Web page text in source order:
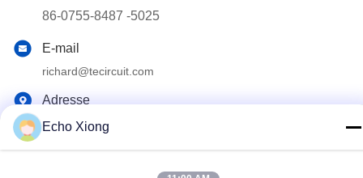
86-0755-8487 -5025
E-mail
richard@tecircuit.com
Adresse
Chambre 404, bâtiment A2, parc des pionniers de Shunjing,
3e rue Longteng, communauté jixiang, rue Longcheng,
district de Longgang, Shenzhen, Chine
Echo Xiong